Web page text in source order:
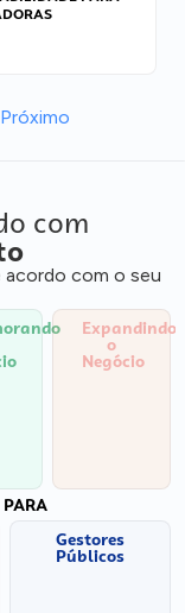
Próximo
com
acordo com o seu
Expandindo
o
Negócio
Gestores
Públicos